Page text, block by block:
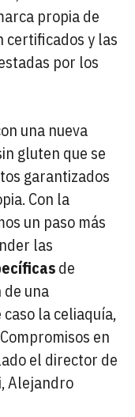
propia de
certificados y las
por los
una nueva
gluten que se
garantizados
Con la
un paso más
las
de
una
la celiaquía,
en
el director de
Alejandro